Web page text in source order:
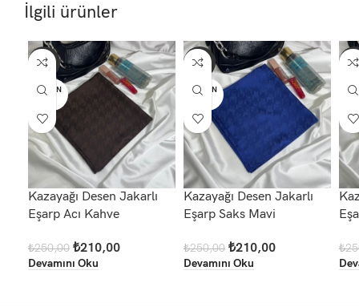
İlgili ürünler
-16%
TÜKEN
Kazayağı Desen Jakarlı
Eşarp Acı Kahve
₺250,00 ₺210,00
Devamını Oku
-16%
TÜKEN
Kazayağı Desen Jakarlı
Eşarp Saks Mavi
₺250,00 ₺210,00
Devamını Oku
-
₺